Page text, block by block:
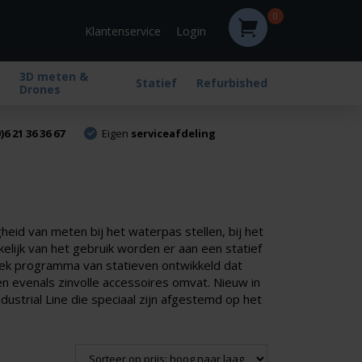
Klantenservice Login
0
3D meten &
Drones
Statief Refurbished
21 36 36 67 Eigen serviceafdeling
van meten bij het waterpas stellen, bij het
van het gebruik worden er aan een statief
programma van statieven ontwikkeld dat
zinvolle accessoires omvat. Nieuw in
Line die speciaal zijn afgestemd op het